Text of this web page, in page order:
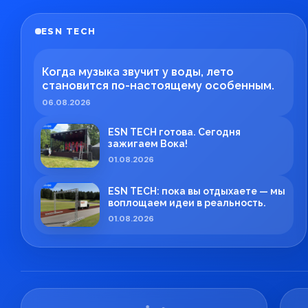
ESN TECH
Когда музыка звучит у воды, лето
становится по-настоящему особенным.
06.08.2026
ESN TECH готова. Сегодня
зажигаем Вока!
01.08.2026
ESN TECH: пока вы отдыхаете — мы
воплощаем идеи в реальность.
01.08.2026